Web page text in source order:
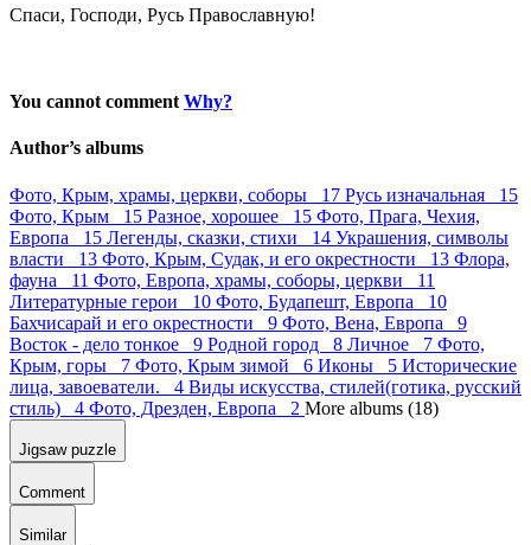
Спаси, Господи, Русь Православную!
You cannot comment Why?
Author’s albums
Фото, Крым, храмы, церкви, соборы 17 Русь изначальная 15
Фото, Крым 15 Разное, хорошее 15 Фото, Прага, Чехия,
Европа 15 Легенды, сказки, стихи 14 Украшения, символы
власти 13 Фото, Крым, Судак, и его окрестности 13 Флора,
фауна 11 Фото, Европа, храмы, соборы, церкви 11
Литературные герои 10 Фото, Будапешт, Европа 10
Бахчисарай и его окрестности 9 Фото, Вена, Европа 9
Восток - дело тонкое 9 Родной город 8 Личное 7 Фото,
Крым, горы 7 Фото, Крым зимой 6 Иконы 5 Исторические
лица, завоеватели. 4 Виды искусства, стилей(готика, русский
стиль) 4 Фото, Дрезден, Европа 2 More albums (18)
Jigsaw puzzle
Comment
Similar